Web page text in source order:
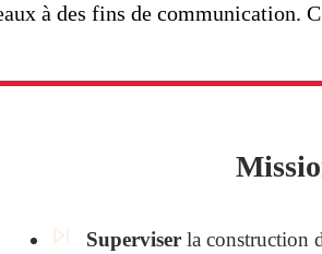
à des fins de communication.
Superviserla construction